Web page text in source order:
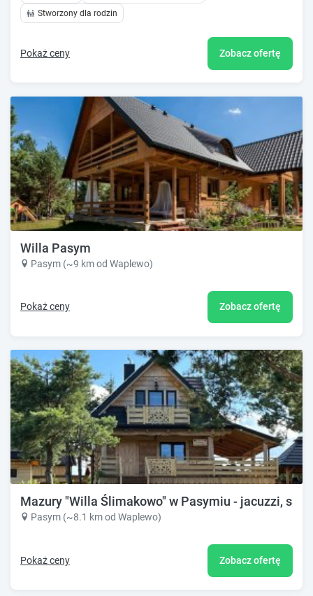
Stworzony dla rodzin
Pokaż ceny Zobacz ofertę
Willa Pasym
Pasym (~9 km od Waplewo)
Pokaż ceny Zobacz ofertę
Mazury "Willa Ślimakowo" w Pasymiu - jacuzzi,
Pasym (~8.1 km od Waplewo)
Pokaż ceny Zobacz ofertę